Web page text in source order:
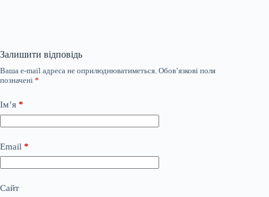
Залишити відповідь
Ваша e-mail адреса не оприлюднюватиметься. Обов’язкові поля
позначені *
Ім’я *
Email *
Сайт